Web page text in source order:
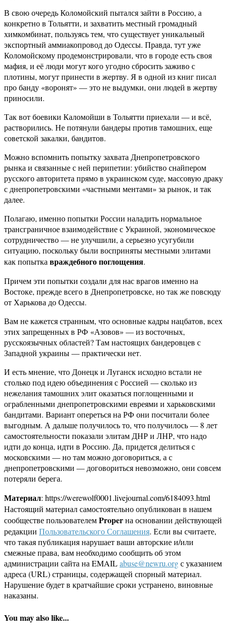
В свою очередь Коломойский пытался зайти в Россию, а
конкретно в Тольятти, и захватить местный громадный
химкомбинат, пользуясь тем, что существует уникальный
экспортный аммиакопровод до Одессы. Правда, тут уже
Коломойскому продемонстрировали, что в городе есть своя
мафия, и её люди могут кого угодно сбросить заживо с
плотины, могут принести в жертву. Я в одной из книг писал
про банду «воронят» — это не выдумки, они людей в жертву
приносили.
Так вот боевики Каломойши в Тольятти приехали — и всё,
растворились. Не потянули бандеры против тамошних, еще
советской закалки, бандитов.
Можно вспомнить попытку захвата Днепропетровского
рынка и связанные с ней перипетии: убийство снайпером
русского авторитета прямо в украинском суде, массовую драку
с днепропетровскими «частными ментами» за рынок, и так
далее.
Полагаю, именно попытки России наладить нормальное
трансграничное взаимодействие с Украиной, экономическое
сотрудничество — не улучшили, а серьезно усугубили
ситуацию, поскольку были восприняты местными элитами
как попыткавраждебного поглощения.
Причем эти попытки создали для нас врагов именно на
Востоке, прежде всего в Днепропетровске, но так же повсюду
от Харькова до Одессы.
Вам не кажется странным, что основные кадры нацбатов, всех
этих запрещенных в РФ «Азовов» — из восточных,
русскоязычных областей? Там настоящих бандеровцев с
Западной украины — практически нет.
И есть мнение, что Донецк и Луганск исходно встали не
столько под идею объединения с Россией — сколько из
нежелания тамошних элит оказаться поглощенными и
ограбленными днепропетровскими евреями и харьковскими
бандитами. Вариант опереться на РФ они посчитали более
выгодным. А дальше получилось то, что получилось — 8 лет
самостоятельности показали элитам ДНР и ЛНР, что надо
идти до конца, идти в Россию. Да, придется делиться с
московскими — но там можно договориться, а с
днепропетровскими — договориться невозможно, они совсем
потеряли берега.
Материал: https://werewolf0001.livejournal.com/6184093.html
Настоящий материал самостоятельно опубликован в нашем
сообществе пользователемProperна основании действующей
редакции Пользовательского Соглашения. Если вы считаете,
что такая публикация нарушает ваши авторские и/или
смежные права, вам необходимо сообщить об этом
администрации сайта на EMAILabuse@newru.orgс указанием
адреса (URL) страницы, содержащей спорный материал.
Нарушение будет в кратчайшие сроки устранено, виновные
наказаны.
You may also like...